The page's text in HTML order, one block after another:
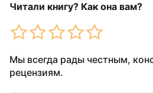
Читали книгу? Как она вам?
Мы всегда рады честным,
рецензиям.